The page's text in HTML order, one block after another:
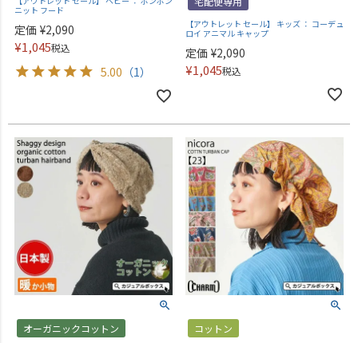
ニット フード
定価 ¥2,090
¥1,045税込
5.00 （1）
【アウトレット セール】 キッズ ： コーデュ
ロイ アニマル キャップ
定価 ¥2,090
¥1,045税込
オーガニックコットン コットン